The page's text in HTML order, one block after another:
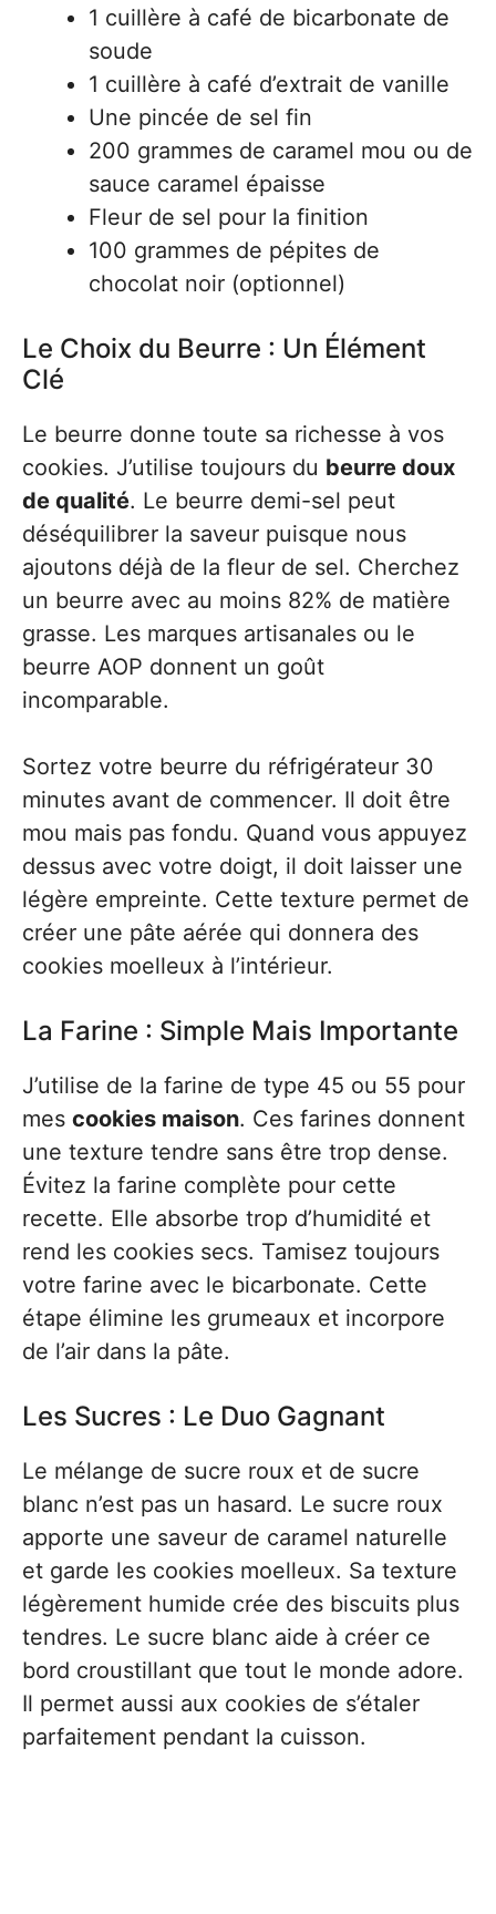
1 cuillère à café de bicarbonate de
soude
1 cuillère à café d’extrait de vanille
Une pincée de sel fin
200 grammes de caramel mou ou de
sauce caramel épaisse
Fleur de sel pour la finition
100 grammes de pépites de
chocolat noir (optionnel)
Le Choix du Beurre : Un Élément
Clé
Le beurre donne toute sa richesse à vos
cookies. J’utilise toujours du beurre doux
de qualité. Le beurre demi-sel peut
déséquilibrer la saveur puisque nous
ajoutons déjà de la fleur de sel. Cherchez
un beurre avec au moins 82% de matière
grasse. Les marques artisanales ou le
beurre AOP donnent un goût
incomparable.
Sortez votre beurre du réfrigérateur 30
minutes avant de commencer. Il doit être
mou mais pas fondu. Quand vous appuyez
dessus avec votre doigt, il doit laisser une
légère empreinte. Cette texture permet de
créer une pâte aérée qui donnera des
cookies moelleux à l’intérieur.
La Farine : Simple Mais Importante
J’utilise de la farine de type 45 ou 55 pour
mes cookies maison. Ces farines donnent
une texture tendre sans être trop dense.
Évitez la farine complète pour cette
recette. Elle absorbe trop d’humidité et
rend les cookies secs. Tamisez toujours
votre farine avec le bicarbonate. Cette
étape élimine les grumeaux et incorpore
de l’air dans la pâte.
Les Sucres : Le Duo Gagnant
Le mélange de sucre roux et de sucre
blanc n’est pas un hasard. Le sucre roux
apporte une saveur de caramel naturelle
et garde les cookies moelleux. Sa texture
légèrement humide crée des biscuits plus
tendres. Le sucre blanc aide à créer ce
bord croustillant que tout le monde adore.
Il permet aussi aux cookies de s’étaler
parfaitement pendant la cuisson.